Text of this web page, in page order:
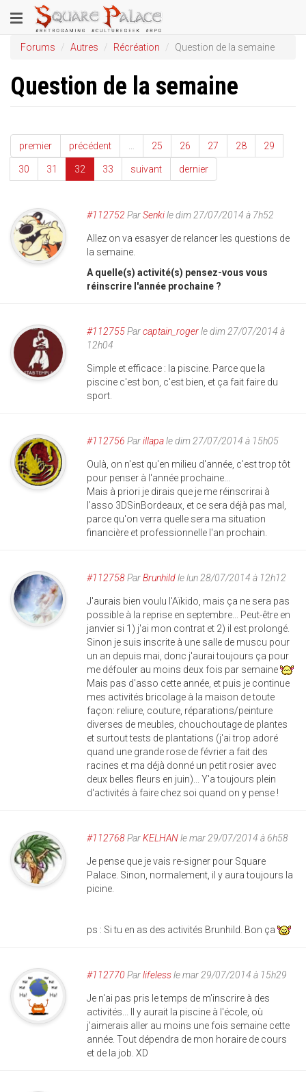
au
contenu
principal
Toggle
navigation
Forums Autres Récréation Question de la semaine
Question de la semaine
premier précédent 25 26 27 28 29
30 31 32 33 suivant dernier
#112752 ParSenkile dim 27/07/2014 à 7h52
Allez on va esasyer de relancer les questions de
la semaine.
A quelle(s) activité(s) pensez-vous vous
réinscrire l'année prochaine ?
#112755Parcaptain_rogerle dim 27/07/2014 à
12h04
Simple et efficace : la piscine. Parce que la
piscine c'est bon, c'est bien, et ça fait faire du
sport.
#112756 Parillapale dim 27/07/2014 à 15h05
Oulà, on n'est qu'en milieu d'année, c'est trop tôt
pour penser à l'année prochaine...
Mais à priori je dirais que je me réinscrirai à
l'asso 3DSinBordeaux, et ce sera déjà pas mal,
parce qu'on verra quelle sera ma situation
financière et professionnelle l'an prochain.
#112758ParBrunhildle lun 28/07/2014 à 12h12
J'aurais bien voulu l'Aïkido, mais ça ne sera pas
possible à la reprise en septembre... Peut-être en
janvier si 1) j'ai mon contrat et 2) il est prolongé.
Sinon je suis inscrite à une salle de muscu pour
un an depuis mai, donc j'aurai toujours ça pour
me défouler au moins deux fois par semaine
Mais pas d'asso cette année, et puis je continue
mes activités bricolage à la maison de toute
façon: reliure, couture, réparations/peinture
diverses de meubles, chouchoutage de plantes
et surtout tests de plantations (j'ai trop adoré
quand une grande rose de février a fait des
racines et ma déjà donné un petit rosier avec
deux belles fleurs en juin)... Y'a toujours plein
d'activités à faire chez soi quand on y pense !
#112768ParKELHANle mar 29/07/2014 à 6h58
Je pense que je vais re-signer pour Square
Palace. Sinon, normalement, il y aura toujours la
picine.
ps : Si tu en as des activités Brunhild. Bon ça
#112770 Parlifelessle mar 29/07/2014 à 15h29
Je n'ai pas pris le temps de m'inscrire à des
activités... Il y aurait la piscine à l'école, où
j'aimerais aller au moins une fois semaine cette
année. Tout dépendra de mon horaire de cours
et de la job. XD